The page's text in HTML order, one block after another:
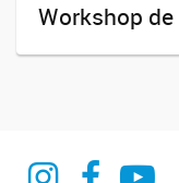
Workshop
CIOp webCIOp La Plata
CIOp La